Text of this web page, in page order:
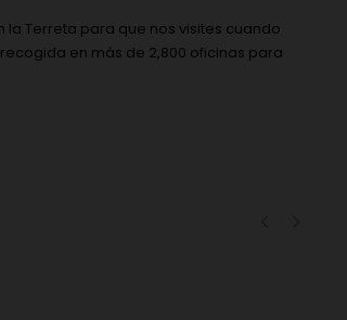
Terreta para que nos visites cuando
en más de 2,800 oficinas para